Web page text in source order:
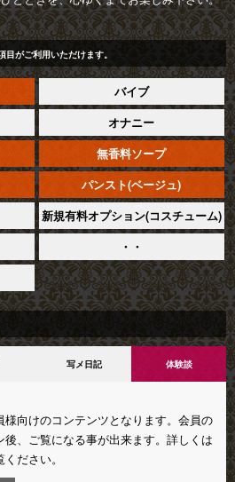
目がご利用いただけます。
バイブ
オナニー
無香料ソープ
パンスト(ベージュ)
新規有料オプション(コスチューム)
・・
写メ日記 体験談
向けのコンテンツとなります。会員の
、ご覧になる事が出来ます。詳しくは
ださい。